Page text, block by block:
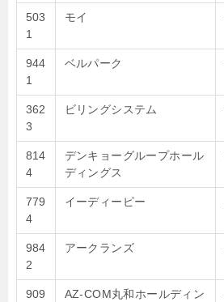
503
1
モイ
944
1
ベルパーク
362
3
ビリングシステム
814
4
デンキョーグループホール
ディングス
779
4
イーディーピー
984
2
アークランズ
909
AZ-COM丸和ホールディン